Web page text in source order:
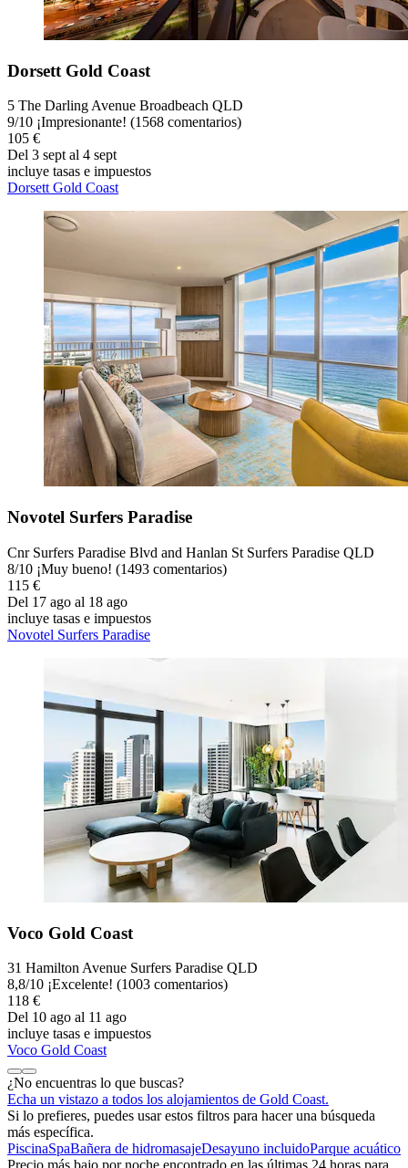
Dorsett Gold Coast
5 The Darling Avenue Broadbeach QLD
9/10 ¡Impresionante! (1568 comentarios)
105 €
Del 3 sept al 4 sept
incluye tasas e impuestos
Dorsett Gold Coast
Novotel Surfers Paradise
Cnr Surfers Paradise Blvd and Hanlan St Surfers Paradise QLD
8/10 ¡Muy bueno! (1493 comentarios)
115 €
Del 17 ago al 18 ago
incluye tasas e impuestos
Novotel Surfers Paradise
Voco Gold Coast
31 Hamilton Avenue Surfers Paradise QLD
8,8/10 ¡Excelente! (1003 comentarios)
118 €
Del 10 ago al 11 ago
incluye tasas e impuestos
Voco Gold Coast
¿No encuentras lo que buscas?
Echa un vistazo a todos los alojamientos de Gold Coast.
Si lo prefieres, puedes usar estos filtros para hacer una búsqueda
más específica.
PiscinaSpaBañera de hidromasajeDesayuno incluidoParque acuático